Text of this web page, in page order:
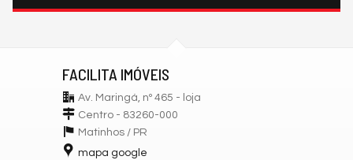
FACILITA IMÓVEIS
Av. Maringá, nº 465 - loja
Centro - 83260-000
Matinhos / PR
mapa google